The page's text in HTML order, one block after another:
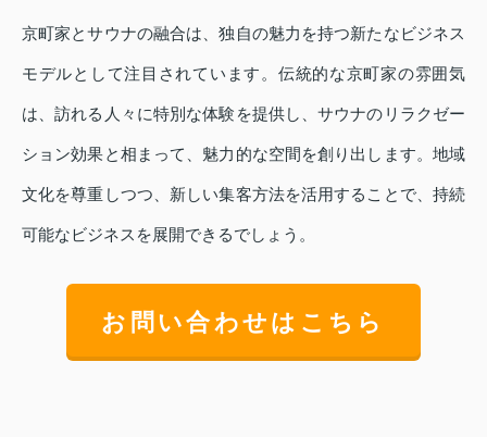
京町家とサウナの融合は、独自の魅力を持つ新たなビジネス
モデルとして注目されています。伝統的な京町家の雰囲気
は、訪れる人々に特別な体験を提供し、サウナのリラクゼー
ション効果と相まって、魅力的な空間を創り出します。地域
文化を尊重しつつ、新しい集客方法を活用することで、持続
可能なビジネスを展開できるでしょう。
お問い合わせはこちら